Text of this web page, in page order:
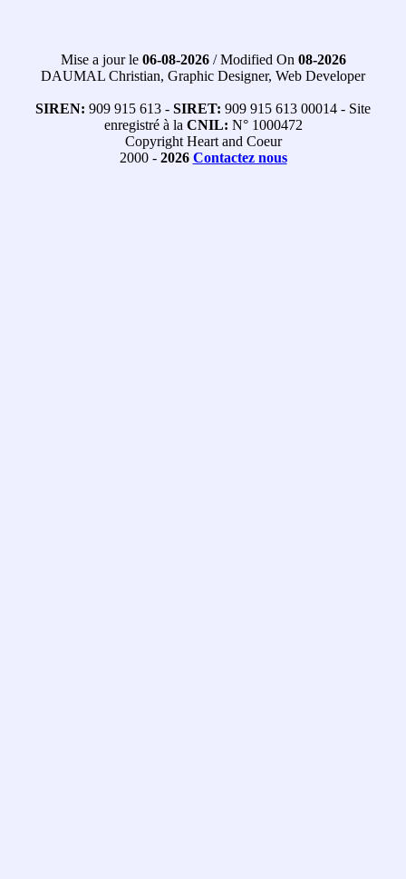
Mise a jour le 06-08-2026/ Modified On 08-2026
DAUMAL Christian, Graphic Designer, Web Developer
SIREN: 909 915 613 - SIRET: 909 915 613 00014 - Site
enregistré à la CNIL: N° 1000472
Copyright Heart and Coeur
2000 - 2026 Contactez nous